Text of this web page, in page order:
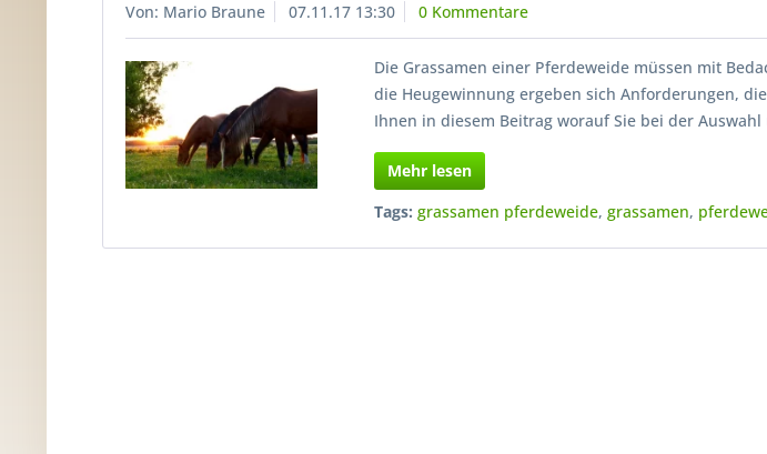
Von: Mario Braune 07.11.17 13:30 0 Kommentare
Die Grassamen einer Pferdeweide müssen mit
die Heugewinnung ergeben sich Anforderungen,
Ihnen in diesem Beitrag worauf Sie bei der
Mehr lesen
Tags: grassamen pferdeweide,grassamen,